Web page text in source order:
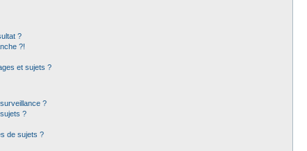
?
?!
et sujets ?
?
?
de sujets ?